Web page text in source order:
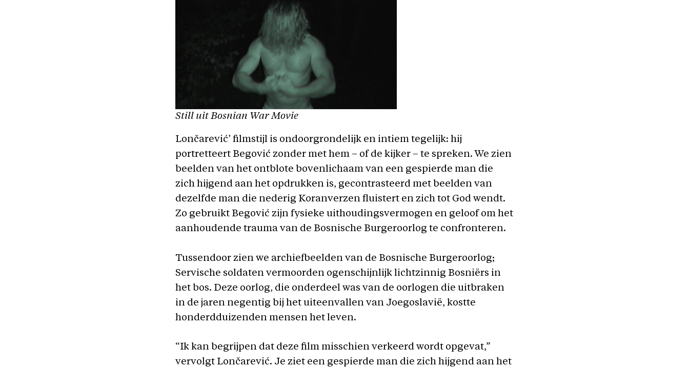
Still uitBosnian War Movie
Lončarević’ filmstijl is ondoorgrondelijk en intiem tegelijk: hij
portretteert Begović zonder met hem – of de kijker – te spreken. We zien
beelden van het ontblote bovenlichaam van een gespierde man die
zich hijgend aan het opdrukken is, gecontrasteerd met beelden van
dezelfde man die nederig Koranverzen fluistert en zich tot God wendt.
Zo gebruikt Begović zijn fysieke uithoudingsvermogen en geloof om het
aanhoudende trauma van de Bosnische Burgeroorlog te confronteren.
Tussendoor zien we archiefbeelden van de Bosnische Burgeroorlog;
Servische soldaten vermoorden ogenschijnlijk lichtzinnig Bosniërs in
het bos. Deze oorlog, die onderdeel was van de oorlogen die uitbraken
in de jaren negentig bij het uiteenvallen van Joegoslavië, kostte
honderdduizenden mensen het leven.
“Ik kan begrijpen dat deze film misschien verkeerd wordt opgevat,”
vervolgt Lončarević. Je ziet een gespierde man die zich hijgend aan het